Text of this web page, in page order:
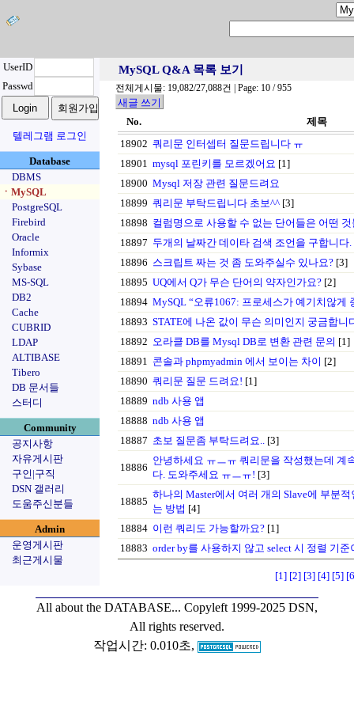
UserID
Passwd
텔레그램 로그인
Database
DBMS
ㆍMySQL
PostgreSQL
Firebird
Oracle
Informix
Sybase
MS-SQL
DB2
Cache
CUBRID
LDAP
ALTIBASE
Tibero
DB 문서들
스터디
Community
공지사항
자유게시판
구인|구직
DSN 갤러리
도움주신분들
Admin
운영게시판
최근게시물
MySQL Q&A 목록 보기
전체게시물: 19,082/27,088건 | Page: 10 / 955
새글 쓰기
No.
제목
18902 쿼리문 인터셉터 질문드립니다 ㅠ
18901 mysql 포린키를 모르겠어요 [1]
18900 Mysql 저장 관련 질문드려요
18899 쿼리문 부탁드립니다 초보^^ [3]
18898 컬럼명으로 사용할 수 없는 단어들은 어떤
18897 두개의 날짜간 데이타 검색 조언을 구합니다.
18896 스크립트 짜는 것 좀 도와주실수 있나요? [3]
18895 UQ에서 Q가 무슨 단어의 약자인가요? [2]
18894 MySQL “오류1067: 프로세스가 예기치않게
18893 STATE에 나온 값이 무슨 의미인지 궁금합니
18892 오라클 DB를 Mysql DB로 변환 관련 문의 [1]
18891 콘솔과 phpmyadmin 에서 보이는 차이 [2]
18890 쿼리문 질문 드려요! [1]
18889 ndb 사용 앱
18888 ndb 사용 앱
18887 초보 질문좀 부탁드려요.. [3]
18886
안녕하세요 ㅠㅡㅠ 쿼리문을 작성했는데 계
다. 도와주세요 ㅠㅡㅠ! [3]
18885
하나의 Master에서 여러 개의 Slave에 부분적
는 방법 [4]
18884 이런 쿼리도 가능할까요? [1]
18883 order by를 사용하지 않고 select 시 정렬 기
[1] [2] [3] [4] [5]
All about the DATABASE... Copyleft 1999-2025 DSN,
All rights reserved.
작업시간: 0.010초,